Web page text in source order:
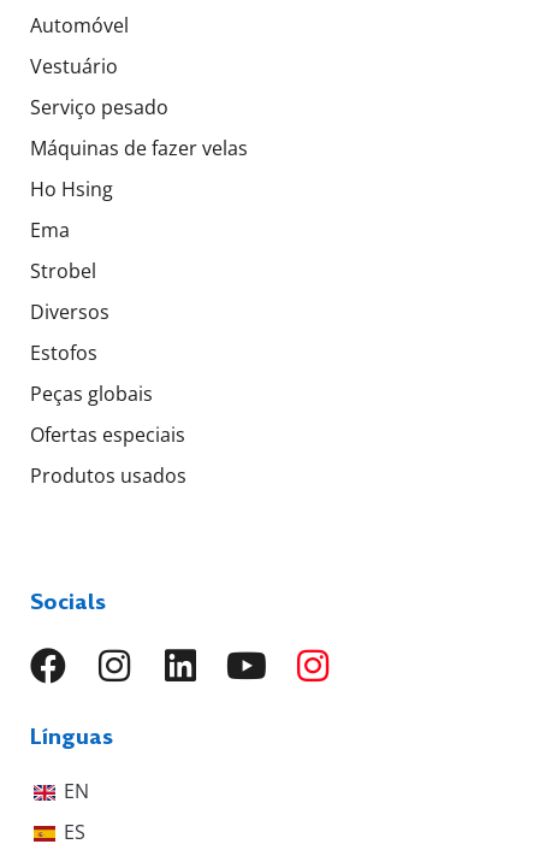
Automóvel
Vestuário
Serviço pesado
Máquinas de fazer velas
Ho Hsing
Ema
Strobel
Diversos
Estofos
Peças globais
Ofertas especiais
Produtos usados
Socials
Línguas
EN
ES